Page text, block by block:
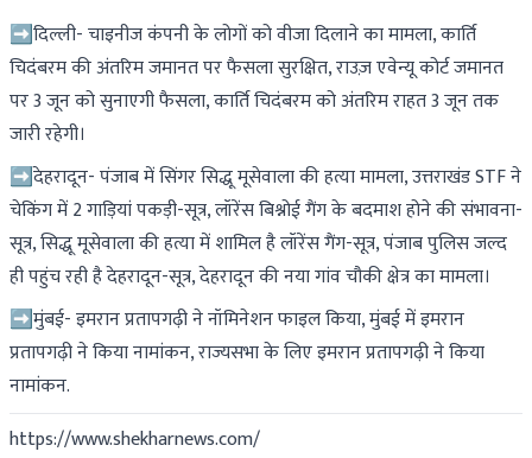
➡दिल्ली- चाइनीज कंपनी के लोगों को वीजा दिलाने का मामला, कार्ति
चिदंबरम की अंतरिम जमानत पर फैसला सुरक्षित, राउज़ एवेन्यू कोर्ट जमानत
पर 3 जून को सुनाएगी फैसला, कार्ति चिदंबरम को अंतरिम राहत 3 जून तक
जारी रहेगी।
➡देहरादून- पंजाब में सिंगर सिद्धू मूसेवाला की हत्या मामला, उत्तराखंड STF ने
चेकिंग में 2 गाड़ियां पकड़ी-सूत्र, लॉरेंस बिश्नोई गैंग के बदमाश होने की संभावना-
सूत्र, सिद्धू मूसेवाला की हत्या में शामिल है लॉरेंस गैंग-सूत्र, पंजाब पुलिस जल्द
ही पहुंच रही है देहरादून-सूत्र, देहरादून की नया गांव चौकी क्षेत्र का मामला।
➡मुंबई- इमरान प्रतापगढ़ी ने नॉमिनेशन फाइल किया, मुंबई में इमरान
प्रतापगढ़ी ने किया नामांकन, राज्यसभा के लिए इमरान प्रतापगढ़ी ने किया
नामांकन.
https://www.shekharnews.com/